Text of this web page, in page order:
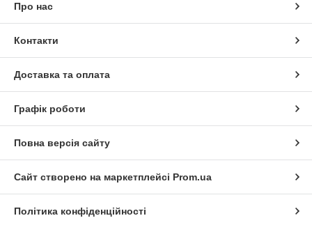
Про нас
Контакти
Доставка та оплата
Графік роботи
Повна версія сайту
Сайт створено на маркетплейсі Prom.ua
Політика конфіденційності